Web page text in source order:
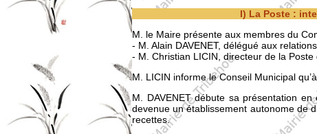
I) La Poste :
M. le Maire présente aux membres du
- M. Alain DAVENET, délégué aux
- M. Christian LICIN, directeur de la Poste
M. LICIN informe le Conseil Municipal
M. DAVENET débute sa présentation
devenue un établissement autonome de
recettes.